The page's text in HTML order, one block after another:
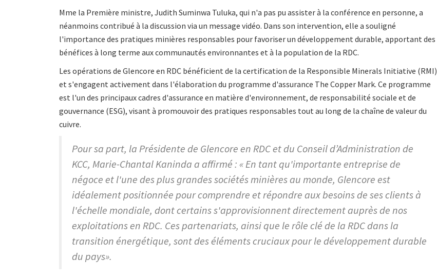
Mme la Première ministre, Judith Suminwa Tuluka, qui n'a pas pu assister à la conférence en personne, a
néanmoins contribué à la discussion via un message vidéo. Dans son intervention, elle a souligné
l'importance des pratiques minières responsables pour favoriser un développement durable, apportant des
bénéfices à long terme aux communautés environnantes et à la population de la RDC.
Les opérations de Glencore en RDC bénéficient de la certification de la Responsible Minerals Initiative (RMI)
et s'engagent activement dans l'élaboration du programme d'assurance The Copper Mark. Ce programme
est l'un des principaux cadres d'assurance en matière d'environnement, de responsabilité sociale et de
gouvernance (ESG), visant à promouvoir des pratiques responsables tout au long de la chaîne de valeur du
cuivre.
Pour sa part, la Présidente de Glencore en RDC et du Conseil d’Administration de
KCC, Marie-Chantal Kaninda a affirmé : « En tant qu'importante entreprise de
négoce et l'une des plus grandes sociétés minières au monde, Glencore est
idéalement positionnée pour comprendre et répondre aux besoins de ses clients à
l'échelle mondiale, dont certains s'approvisionnent directement auprès de nos
exploitations en RDC. Ces partenariats, ainsi que le rôle clé de la RDC dans la
transition énergétique, sont des éléments cruciaux pour le développement durable
du pays».